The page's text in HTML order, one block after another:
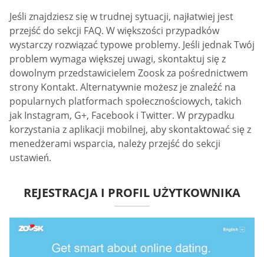
Jeśli znajdziesz się w trudnej sytuacji, najłatwiej jest
przejść do sekcji FAQ. W większości przypadków
wystarczy rozwiązać typowe problemy. Jeśli jednak Twój
problem wymaga większej uwagi, skontaktuj się z
dowolnym przedstawicielem Zoosk za pośrednictwem
strony Kontakt. Alternatywnie możesz je znaleźć na
popularnych platformach społecznościowych, takich
jak Instagram, G+, Facebook i Twitter. W przypadku
korzystania z aplikacji mobilnej, aby skontaktować się z
menedżerami wsparcia, należy przejść do sekcji
ustawień.
REJESTRACJA I PROFIL UŻYTKOWNIKA